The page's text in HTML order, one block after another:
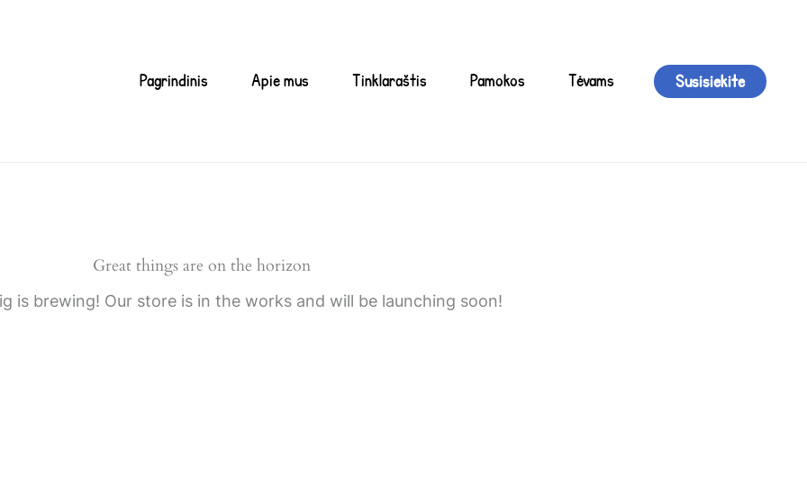
Pagrindinis Apie mus Tinklaraštis Pamokos Tėvams Susisiekite
Great things are on the horizon
is brewing! Our store is in the works and will be launching soon!